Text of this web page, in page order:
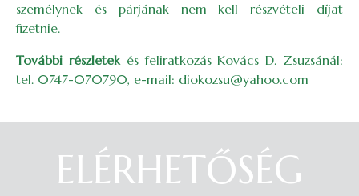
személynek és párjának nem kell részvételi díjat
fizetnie.
További részletekés feliratkozás Kovács D. Zsuzsánál:
tel. 0747-070790, e-mail: diokozsu@yahoo.com
ELÉRHETŐSÉG